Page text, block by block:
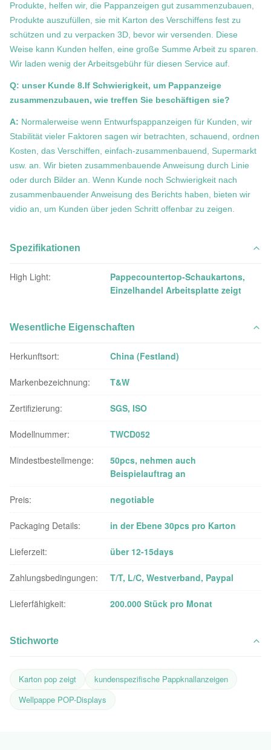
Produkte, helfen wir, die Pappanzeigen gut zusammenzubauen,
Produkte auszufüllen, sie mit Karton des Verschiffens fest zu
schützen und zu verpacken 3D, bevor wir versenden. Diese
Weise kann Kunden helfen, eine große Summe Arbeit zu sparen.
Wir laden wenig der Arbeitsgebühr für diesen Service auf.
Q: unser Kunde 8.If Schwierigkeit, um Pappanzeige
zusammenzubauen, wie treffen Sie beschäftigen sie?
A: Normalerweise wenn Entwurfspappanzeigen für Kunden, wir
Stabilität vieler Faktoren sagen wir betrachten, schauend, ordnen
Kosten, das Verschiffen, einfach-zusammenbauend, Supermarkt
usw. an. Wir bieten zusammenbauende Anweisung durch Linie
oder durch Bilder an. Wenn Kunde noch Schwierigkeit nach
zusammenbauender Anweisung des Berichts haben, bieten wir
vidio an, um Kunden über jeden Schritt offenbar zu zeigen.
Spezifikationen
High Light: Pappecountertop-Schaukartons,
Einzelhandel Arbeitsplatte zeigt
Wesentliche Eigenschaften
Herkunftsort: China (Festland)
Markenbezeichnung: T&W
Zertifizierung: SGS, ISO
Modellnummer: TWCD052
Mindestbestellmenge:
50pcs, nehmen auch
Beispielauftrag an
Preis: negotiable
Packaging Details: in der Ebene 30pcs pro Karton
Lieferzeit: über 12-15days
Zahlungsbedingungen: T/T, L/C, Westverband, Paypal
Lieferfähigkeit: 200.000 Stück pro Monat
Stichworte
Karton pop zeigt
kundenspezifische Pappknallanzeigen
Wellpappe POP-Displays